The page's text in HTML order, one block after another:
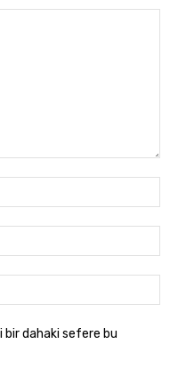
bir dahaki sefere bu